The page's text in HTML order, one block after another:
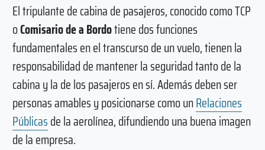
El tripulante de cabina de pasajeros, conocido como TCP
oComisario de a Bordotiene dos funciones
fundamentales en el transcurso de un vuelo, tienen la
responsabilidad de mantener la seguridad tanto de la
cabina y la de los pasajeros en sí. Además deben ser
personas amables y posicionarse como unRelaciones
Públicasde la aerolínea, difundiendo una buena imagen
de la empresa.